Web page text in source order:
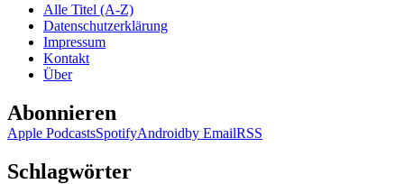
Alle Titel (A-Z)
Datenschutzerklärung
Impressum
Kontakt
Über
Abonnieren
Apple PodcastsSpotifyAndroidby EmailRSS
Schlagwörter